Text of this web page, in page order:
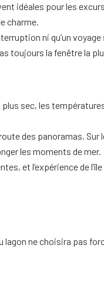
idéales pour les
charme.
ni qu’un
toujours la fenêtre la
sec, les
des panoramas. Sur
les moments de mer.
et l’expérience de
lagon ne choisira pas